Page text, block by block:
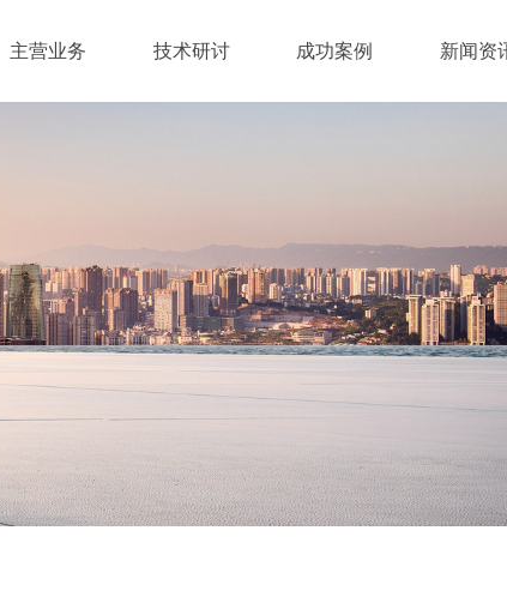
主营业务 技术研讨 成功案例 新闻资